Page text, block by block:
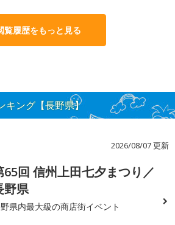
覧履歴をもっと見る
キング【長野県】
2026/08/07 更新
65回 信州上田七夕まつり／
野県
県内最大級の商店街イベント